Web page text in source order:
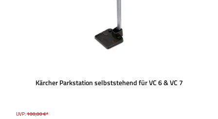
Kärcher Parkstation selbststehend für VC 6 & VC 7
UVP:100,00 €*